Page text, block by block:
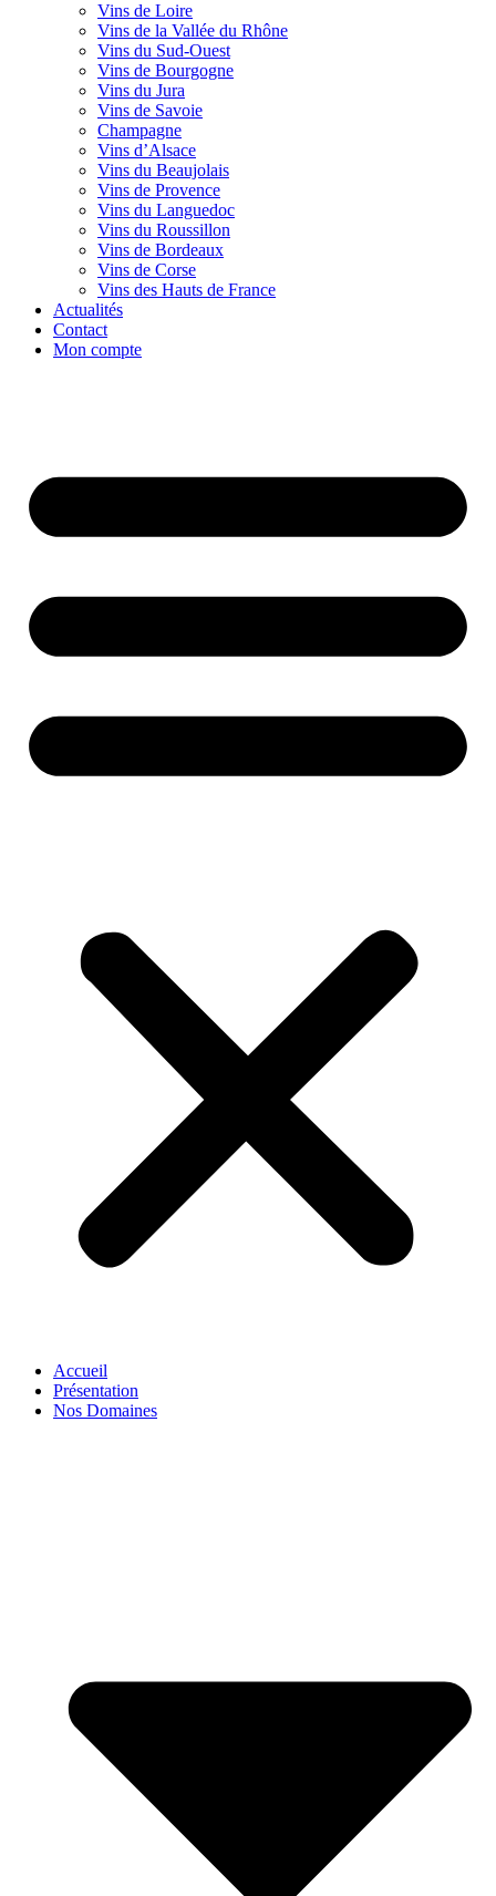
Vins de Loire
Vins de la Vallée du Rhône
Vins du Sud-Ouest
Vins de Bourgogne
Vins du Jura
Vins de Savoie
Champagne
Vins d’Alsace
Vins du Beaujolais
Vins de Provence
Vins du Languedoc
Vins du Roussillon
Vins de Bordeaux
Vins de Corse
Vins des Hauts de France
Actualités
Contact
Mon compte
Accueil
Présentation
Nos Domaines